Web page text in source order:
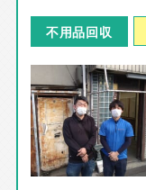
不用品回収